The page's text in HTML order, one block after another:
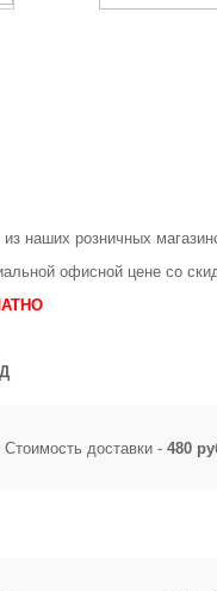
наших розничных
офисной цене со
Стоимость доставки - 480